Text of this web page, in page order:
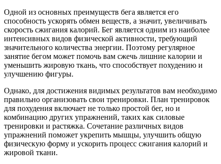
Одной из основных преимуществ бега является его
способность ускорять обмен веществ, а значит, увеличивать
скорость сжигания калорий. Бег является одним из наиболее
интенсивных видов физической активности, требующий
значительного количества энергии. Поэтому регулярное
занятие бегом может помочь вам сжечь лишние калории и
уменьшить жировую ткань, что способствует похудению и
улучшению фигуры.
Однако, для достижения видимых результатов вам необходимо
правильно организовать свои тренировки. План тренировок
для похудения включает не только простой бег, но и
комбинацию других упражнений, таких как силовые
тренировки и растяжка. Сочетание различных видов
упражнений поможет укрепить мышцы, улучшить общую
физическую форму и ускорить процесс сжигания калорий и
жировой ткани.